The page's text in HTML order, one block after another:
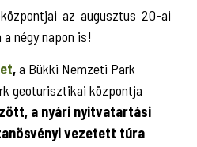
az augusztus 20-ai
négy napon is!
,a Bükki Nemzeti Park
geoturisztikai központja
a nyári nyitvatartási
vezetett túra